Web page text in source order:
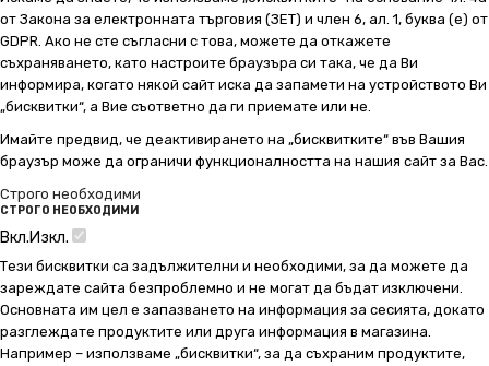
от Закона за електронната търговия (ЗЕТ) и член 6, ал. 1, буква (е) от
GDPR. Ако не сте съгласни с това, можете да откажете
съхраняването, като настроите браузъра си така, че да Ви
информира, когато някой сайт иска да запамети на устройството Ви
„бисквитки“, а Вие съответно да ги приемате или не.
Имайте предвид, че деактивирането на „бисквитките“ във Вашия
браузър може да ограничи функционалността на нашия сайт за Вас.
Строго необходими
СТРОГО НЕОБХОДИМИ
Вкл.Изкл.
Тези бисквитки са задължителни и необходими, за да можете да
зареждате сайта безпроблемно и не могат да бъдат изключени.
Основната им цел е запазването на информация за сесията, докато
разглеждате продуктите или друга информация в магазина.
Например – използваме „бисквитки“, за да съхраним продуктите,